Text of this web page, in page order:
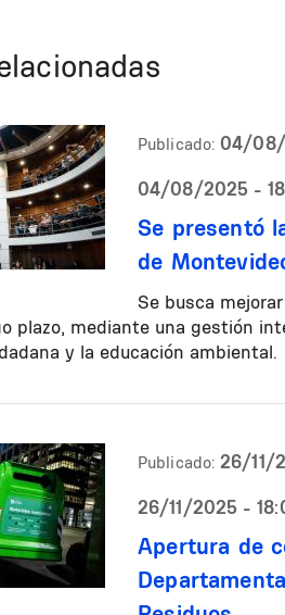
Publicado: 04/08/
04/08/2025 -
Se presentó
de
Se busca
plazo, mediante una gestión
y la educación ambiental.
Publicado: 26/11/
26/11/2025 -
Apertura de